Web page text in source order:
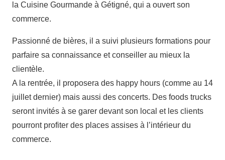
la Cuisine Gourmande à Gétigné, qui a ouvert son
commerce.
Passionné de bières, il a suivi plusieurs formations pour
parfaire sa connaissance et conseiller au mieux la
clientèle.
A la rentrée, il proposera des happy hours (comme au 14
juillet dernier) mais aussi des concerts. Des foods trucks
seront invités à se garer devant son local et les clients
pourront profiter des places assises à l’intérieur du
commerce.